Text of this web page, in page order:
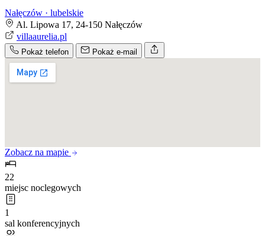
Nałęczów · lubelskie
Al. Lipowa 17, 24-150 Nałęczów
villaaurelia.pl
Pokaż telefon Pokaż e-mail
Zobacz na mapie
22
miejsc noclegowych
1
sal konferencyjnych